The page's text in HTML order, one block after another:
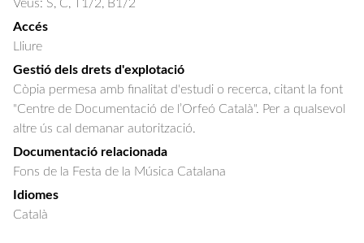
Veus: S, C, T1/2, B1/2
Accés
Lliure
Gestió dels drets d'explotació
Còpia permesa amb finalitat d'estudi o recerca, citant la font
"Centre de Documentació de l’Orfeó Català". Per a qualsevol
altre ús cal demanar autorització.
Documentació relacionada
Fons de la Festa de la Música Catalana
Idiomes
Català